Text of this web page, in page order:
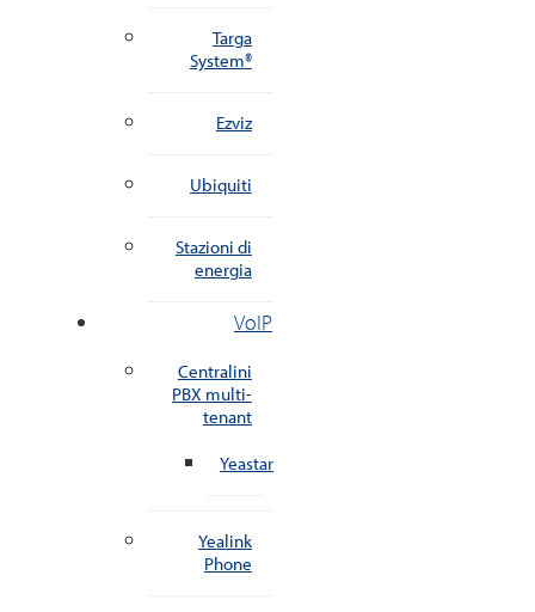
Targa
System®
Ezviz
Ubiquiti
Stazioni di
energia
VoIP
Centralini
PBX multi-
tenant
Yeastar
Yealink
Phone